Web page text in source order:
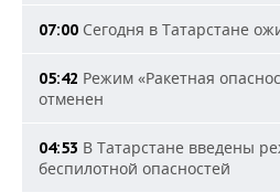
07:00 Сегодня в Татарстане
05:42 Режим «Ракетная
отменен
04:53 В Татарстане введены
беспилотной опасностей